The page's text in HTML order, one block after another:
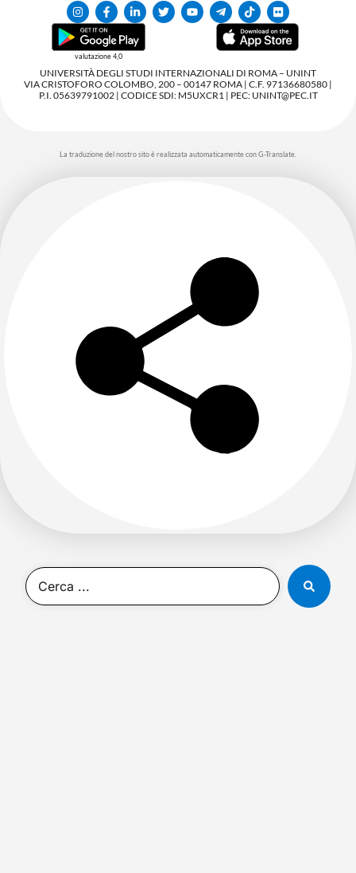
valutazione 4,0
UNIVERSITÀ DEGLI STUDI INTERNAZIONALI DI ROMA – UNINT
VIA CRISTOFORO COLOMBO, 200 – 00147 ROMA | C.F. 97136680580 |
P.I. 05639791002 | CODICE SDI: M5UXCR1 | PEC: UNINT@PEC.IT
La traduzione del nostro sito è realizzata automaticamente con G-Translate.